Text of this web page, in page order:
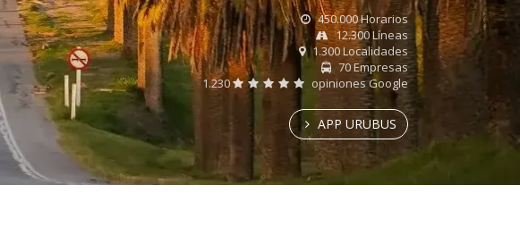
450.000 Horarios
12.300 Líneas
1.300 Localidades
70 Empresas
1.230
opiniones Google
APP URUBUS